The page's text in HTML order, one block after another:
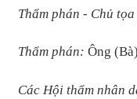
Thẩm phán - Chủ
Thẩm phán: Ông (Bà)
Các Hội thẩm nhân